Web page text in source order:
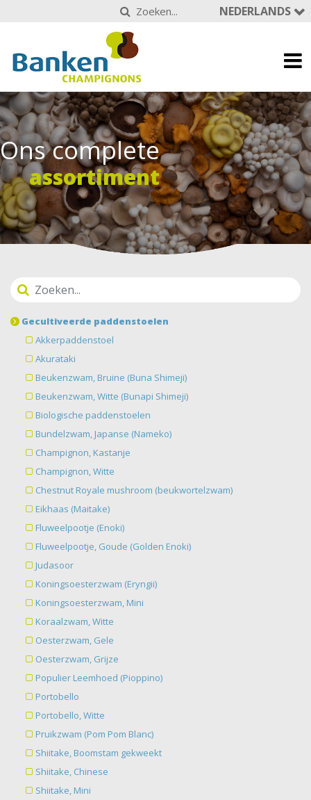
NEDERLANDS
Ons complete
assortiment
Gecultiveerde paddenstoelen
Akkerpaddenstoel
Akurataki
Beukenzwam, Bruine (Buna Shimeji)
Beukenzwam, Witte (Bunapi Shimeji)
Biologische paddenstoelen
Bundelzwam, Japanse (Nameko)
Champignon, Kastanje
Champignon, Witte
Chestnut Royale mushroom (beukwortelzwam)
Eikhaas (Maitake)
Fluweelpootje (Enoki)
Fluweelpootje, Goude (Golden Enoki)
Judasoor
Koningsoesterzwam (Eryngii)
Koningsoesterzwam, Mini
Koraalzwam, Witte
Oesterzwam, Gele
Oesterzwam, Grijze
Populier Leemhoed (Pioppino)
Portobello
Portobello, Witte
Pruikzwam (Pom Pom Blanc)
Shiitake, Boomstam gekweekt
Shiitake, Chinese
Shiitake, Mini